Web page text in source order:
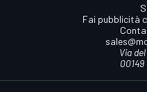
Fai pubblicità
Via